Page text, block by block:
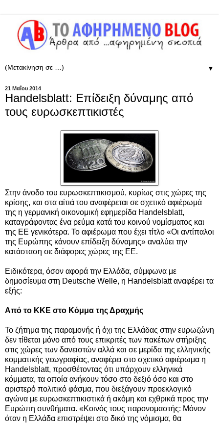
▼
21 Μαΐου 2014
Handelsblatt: Επίδειξη δύναμης από
τους ευρωσκεπτικιστές
Στην άνοδο του ευρωσκεπτικισμού, κυρίως στις χώρες της
κρίσης, και στα αίτιά του αναφέρεται σε σχετικό αφιέρωμά
της η γερμανική οικονομική εφημερίδα Handelsblatt,
καταγράφοντας ένα ρεύμα κατά του κοινού νομίσματος και
της ΕΕ γενικότερα. Το αφιέρωμα που έχει τίτλο «Οι αντίπαλοι
της Ευρώπης κάνουν επίδειξη δύναμης» αναλύει την
κατάσταση σε διάφορες χώρες της ΕΕ.
Ειδικότερα, όσον αφορά την Ελλάδα, σύμφωνα με
δημοσίευμα στη Deutsche Welle, η Handelsblattαναφέρει τα
εξής:
Από το ΚΚΕ στο Κόμμα της Δραχμής
Το ζήτημα της παραμονής ή όχι της Ελλάδας στην ευρωζώνη
δεν τίθεται μόνο από τους επικριτές των πακέτων στήριξης
στις χώρες των δανειστών αλλά και σε μερίδα της ελληνικής
κομματικής γεωγραφίας, αναφέρει στο σχετικό αφιέρωμα η
Handelsblatt, προσθέτοντας ότι υπάρχουν ελληνικά
κόμματα, τα οποία ανήκουν τόσο στο δεξιό όσο και στο
αριστερό πολιτικό φάσμα, που διεξάγουν προεκλογικό
αγώνα με ευρωσκεπτικιστικά ή ακόμη και εχθρικά προς την
Ευρώπη συνθήματα. «Κοινός τους παρονομαστής: Μόνον
όταν η Ελλάδα επιστρέψει στο δικό της νόμισμα, θα